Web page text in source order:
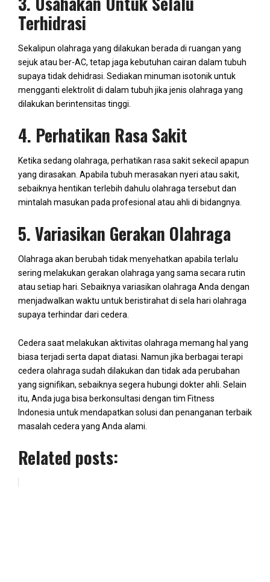
Terhidrasi
Sekalipun olahraga yang dilakukan berada di ruangan yang
sejuk atau ber-AC, tetap jaga kebutuhan cairan dalam tubuh
supaya tidak dehidrasi. Sediakan minuman isotonik untuk
mengganti elektrolit di dalam tubuh jika jenis olahraga yang
dilakukan berintensitas tinggi.
4. Perhatikan Rasa Sakit
Ketika sedang olahraga, perhatikan rasa sakit sekecil apapun
yang dirasakan. Apabila tubuh merasakan nyeri atau sakit,
sebaiknya hentikan terlebih dahulu olahraga tersebut dan
mintalah masukan pada profesional atau ahli di bidangnya.
5. Variasikan Gerakan Olahraga
Olahraga akan berubah tidak menyehatkan apabila terlalu
sering melakukan gerakan olahraga yang sama secara rutin
atau setiap hari. Sebaiknya variasikan olahraga Anda dengan
menjadwalkan waktu untuk beristirahat di sela hari olahraga
supaya terhindar dari cedera.
Cedera saat melakukan aktivitas olahraga memang hal yang
biasa terjadi serta dapat diatasi. Namun jika berbagai terapi
cedera olahraga sudah dilakukan dan tidak ada perubahan
yang signifikan, sebaiknya segera hubungi dokter ahli. Selain
itu, Anda juga bisa berkonsultasi dengan tim Fitness
Indonesia untuk mendapatkan solusi dan penanganan terbaik
masalah cedera yang Anda alami.
Related posts: